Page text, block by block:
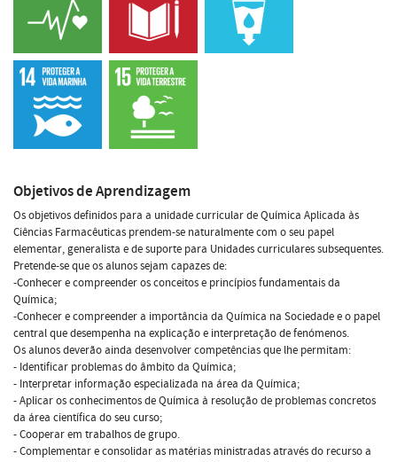
Objetivos de Aprendizagem
Os objetivos definidos para a unidade curricular de Química Aplicada às
Ciências Farmacêuticas prendem-se naturalmente com o seu papel
elementar, generalista e de suporte para Unidades curriculares subsequentes.
Pretende-se que os alunos sejam capazes de:
-Conhecer e compreender os conceitos e princípios fundamentais da
Química;
-Conhecer e compreender a importância da Química na Sociedade e o papel
central que desempenha na explicação e interpretação de fenómenos.
Os alunos deverão ainda desenvolver competências que lhe permitam:
- Identificar problemas do âmbito da Química;
- Interpretar informação especializada na área da Química;
- Aplicar os conhecimentos de Química à resolução de problemas concretos
da área científica do seu curso;
- Cooperar em trabalhos de grupo.
- Complementar e consolidar as matérias ministradas através do recurso a